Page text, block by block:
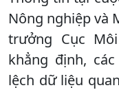
Nông nghiệp và
trưởng Cục
khẳng định,
lệch dữ liệu